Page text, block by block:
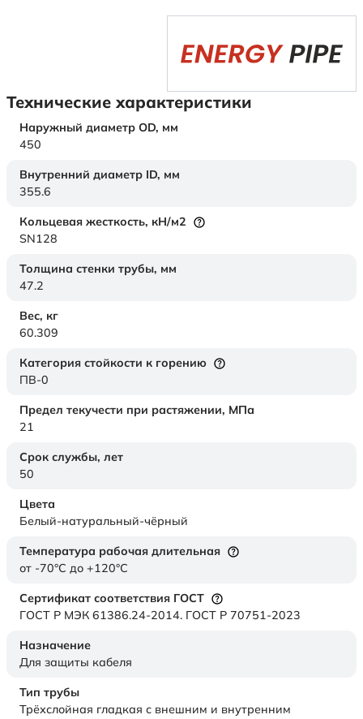
Технические характеристики
Наружный диаметр OD, мм
450
Внутренний диаметр ID, мм
355.6
Кольцевая жесткость, кН/м2
SN128
Толщина стенки трубы, мм
47.2
Вес, кг
60.309
Категория стойкости к горению
ПВ-0
Предел текучести при растяжении, МПа
21
Срок службы, лет
50
Цвета
Белый-натуральный-чёрный
Температура рабочая длительная
от -70°C до +120°C
Сертификат соответствия ГОСТ
ГОСТ Р МЭК 61386.24-2014. ГОСТ Р 70751-2023
Назначение
Для защиты кабеля
Тип трубы
Трёхслойная гладкая с внешним и внутренним